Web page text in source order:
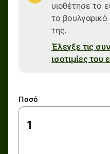
υιοθέτησε το
το
της.
Έλεγξε τις
ισοτιμίες του
Ποσό